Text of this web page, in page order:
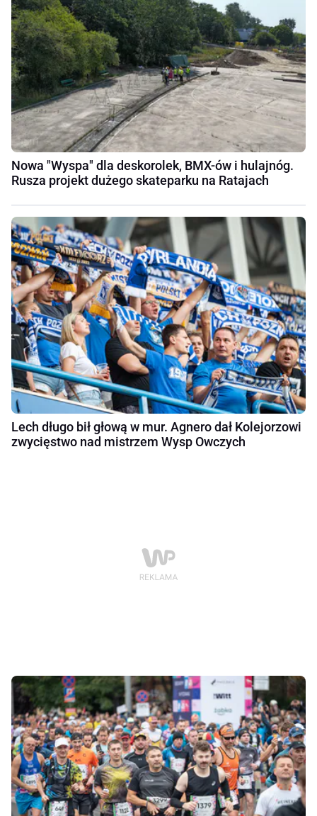
Nowa "Wyspa" dla deskorolek, BMX-ów i hulajnóg.
Rusza projekt dużego skateparku na Ratajach
Lech długo bił głową w mur. Agnero dał Kolejorzowi
zwycięstwo nad mistrzem Wysp Owczych